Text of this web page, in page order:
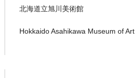
北海道立旭川美術館
Hokkaido Asahikawa Museum of Art